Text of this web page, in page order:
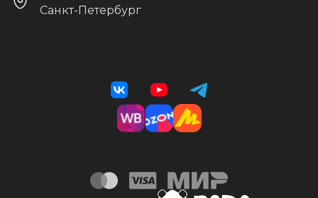
Санкт-Петербург